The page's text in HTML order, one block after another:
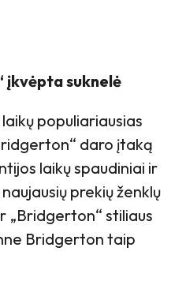
suknelė
populiariausias
daro įtaką
laikų spaudiniai ir
prekių ženklų
„Bridgerton“ stiliaus
Bridgerton taip